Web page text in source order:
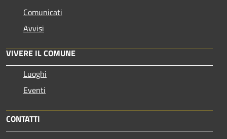
Comunicati
Avvisi
VIVERE IL COMUNE
Luoghi
Eventi
CONTATTI